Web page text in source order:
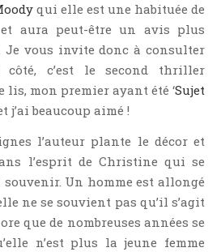
qui elle est une habituée de
aura peut-être un avis plus
Je vous invite donc à consulter
c’est le second thriller
lis, mon premier ayant été ‘Sujet
j’ai beaucoup aimé !
l’auteur plante le décor et
l’esprit de Christine qui se
souvenir. Un homme est allongé
ne se souvient pas qu’il s’agit
que de nombreuses années se
n’est plus la jeune femme